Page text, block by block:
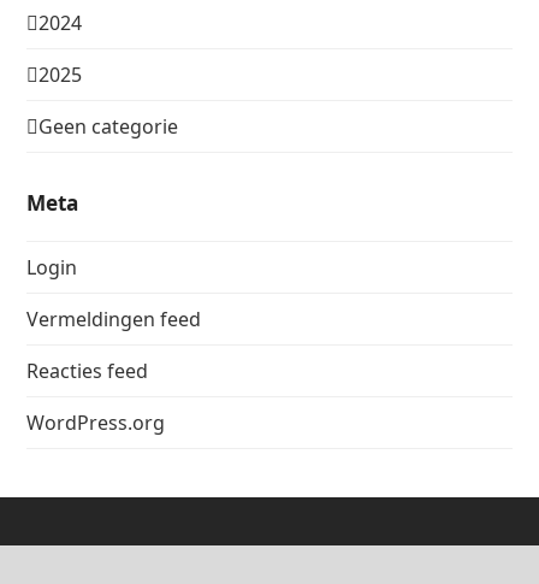
2024
2025
Geen categorie
Meta
Login
Vermeldingen feed
Reacties feed
WordPress.org